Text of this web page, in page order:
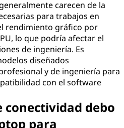
carecen de la
para trabajos en
rendimiento gráfico por
lo que podría afectar el
de ingeniería. Es
diseñados
y de ingeniería para
con el software
conectividad debo
para